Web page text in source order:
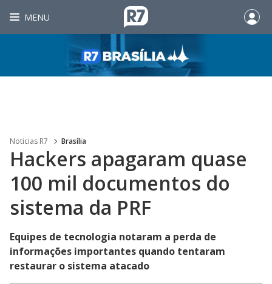
MENU
Noticias R7 Brasília
Hackers apagaram quase
100 mil documentos do
sistema da PRF
Equipes de tecnologia notaram a perda de
informações importantes quando tentaram
restaurar o sistema atacado